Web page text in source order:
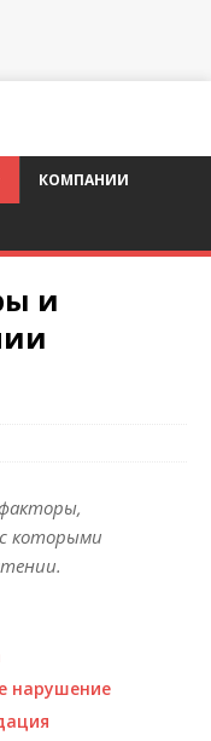
КОМПАНИИ
и
которыми
нарушение